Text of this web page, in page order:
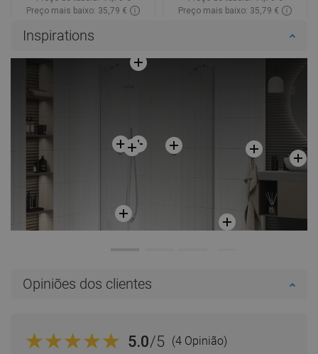
Preço mais baixo: 35,79 €
Preço mais baixo: 35,79 €
Favoritos
Inspirations
Opiniões dos clientes
5.0/5 (4 Opinião)